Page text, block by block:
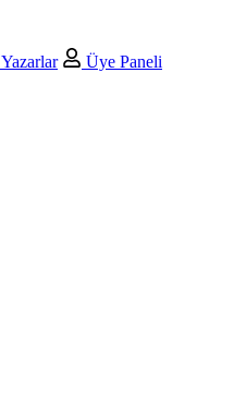
Yazarlar
Üye Paneli